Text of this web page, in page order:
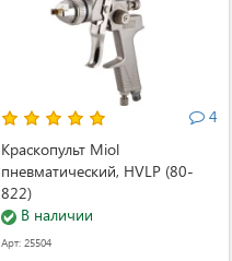
4
Краскопульт Miol
пневматический, HVLP (80-
822)
В наличии
Арт: 25504